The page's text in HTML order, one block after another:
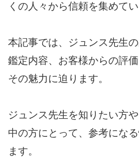
くの人々から信頼を集めてい
本記事では、ジュンス先生
鑑定内容、お客様からの評価
その魅力に迫ります。
ジュンス先生を知りたい方
中の方にとって、参考にな
ます。